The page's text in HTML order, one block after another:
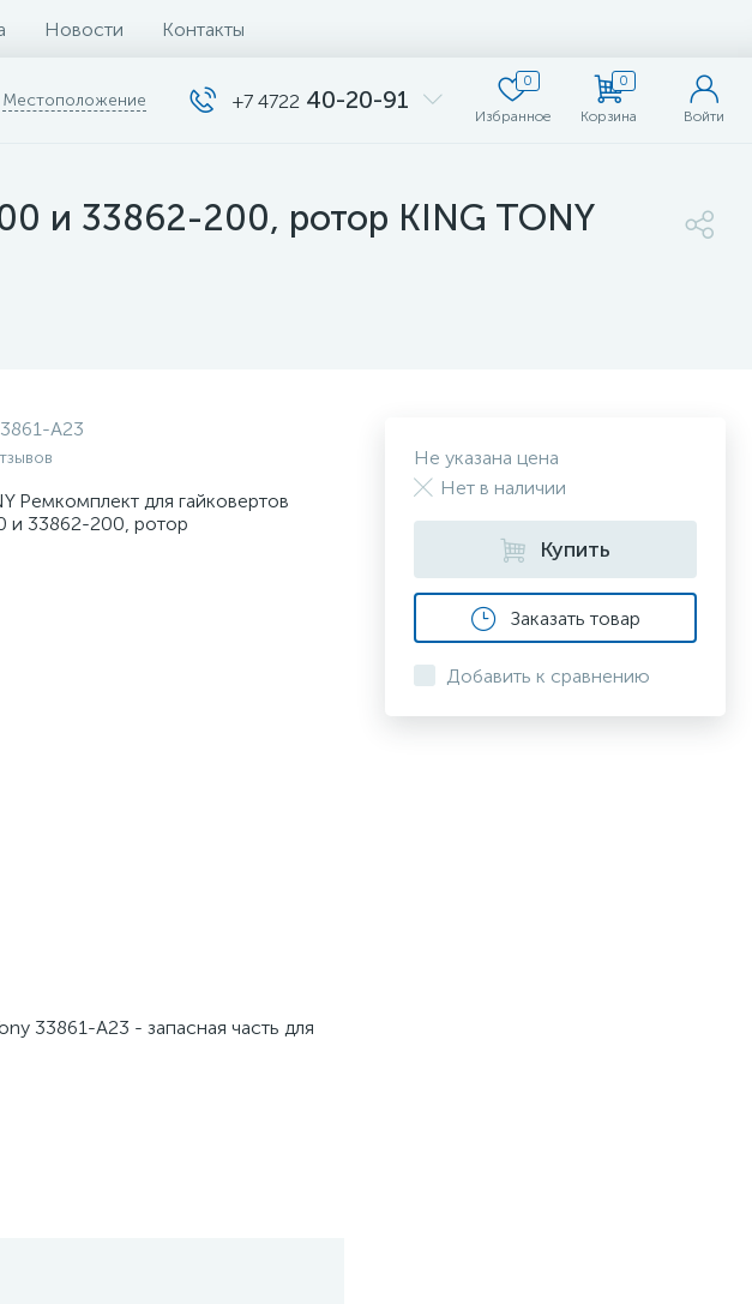
Новости Контакты
Местоположение +7 4722 40-20-91
0
Избранное
0
Корзина Войти
и 33862-200, ротор KING TONY
A23
Ремкомплект для гайковертов
и 33862-200, ротор
33861-A23 - запасная часть для
Не указана цена
Нет в наличии
Купить
Заказать товар
Добавить к сравнению